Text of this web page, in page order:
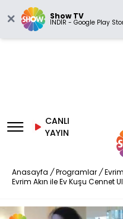
Show TV
İNDİR - Google Play
CANLI
YAYIN
Anasayfa / Programlar /
Evrim Akın ile Ev Kuşu Cennet